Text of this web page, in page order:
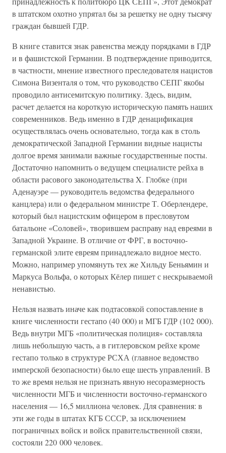
в штатском охотно упрятал бы за решетку не одну тысячу
граждан бывшей ГДР.
В книге ставится знак равенства между порядками в ГДР
и в фашистской Германии. В подтверждение приводится,
в частности, мнение известного преследователя нацистов
Симона Визенталя о том, что руководство СЕПГ якобы
проводило антисемитскую политику. Здесь, видим,
расчет делается на короткую историческую память наших
современников. Ведь именно в ГДР денацификация
осуществлялась очень основательно, тогда как в столь
демократической Западной Германии видные нацисты
долгое время занимали важные государственные посты.
Достаточно напомнить о ведущем специалисте рейха в
области расового законодательства X. Глобке (при
Аденауэре — руководитель ведомства федерального
канцлера) или о федеральном министре Т. Оберлендере,
который был нацистским офицером в пресловутом
батальоне «Соловей», творившем расправу над евреями в
Западной Украине. В отличие от ФРГ, в восточно-
германской элите евреям принадлежало видное место.
Можно, например упомянуть тех же Хильду Беньямин и
Маркуса Вольфа, о которых Кёлер пишет с нескрываемой
ненавистью.
Нельзя назвать иначе как подтасовкой сопоставление в
книге численности гестапо (40 000) и МГБ ГДР (102 000).
Ведь внутри МГБ «политическая полиция» составляла
лишь небольшую часть, а в гитлеровском рейхе кроме
гестапо только в структуре РСХА (главное ведомство
имперской безопасности) было еще шесть управлений. В
то же время нельзя не признать явную несоразмерность
численности МГБ и численности восточно-германского
населения — 16,5 миллиона человек. Для сравнения: в
эти же годы в штатах КГБ СССР, за исключением
пограничных войск и войск правительственной связи,
состояли 220 000 человек.